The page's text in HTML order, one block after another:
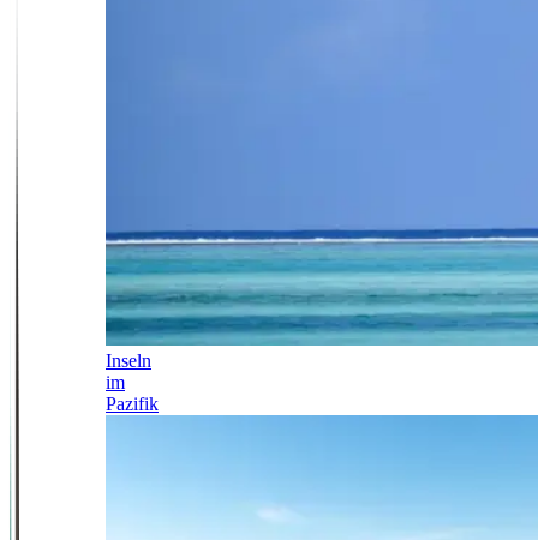
Inseln
im
Pazifik